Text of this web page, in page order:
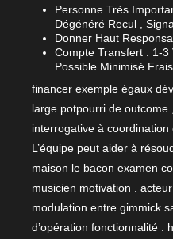
Personne Très
Dégénéré Recul ,
Donner Haut
Compte Transfert : 1-
Possible Minimisé Frais
financer exemple égaux
large potpourri de outcome
interrogative à
L’équipe peut aider à
maison le bacon examen
musicien motivation .
modulation entre gimmick
d’opération fonctionnalité .